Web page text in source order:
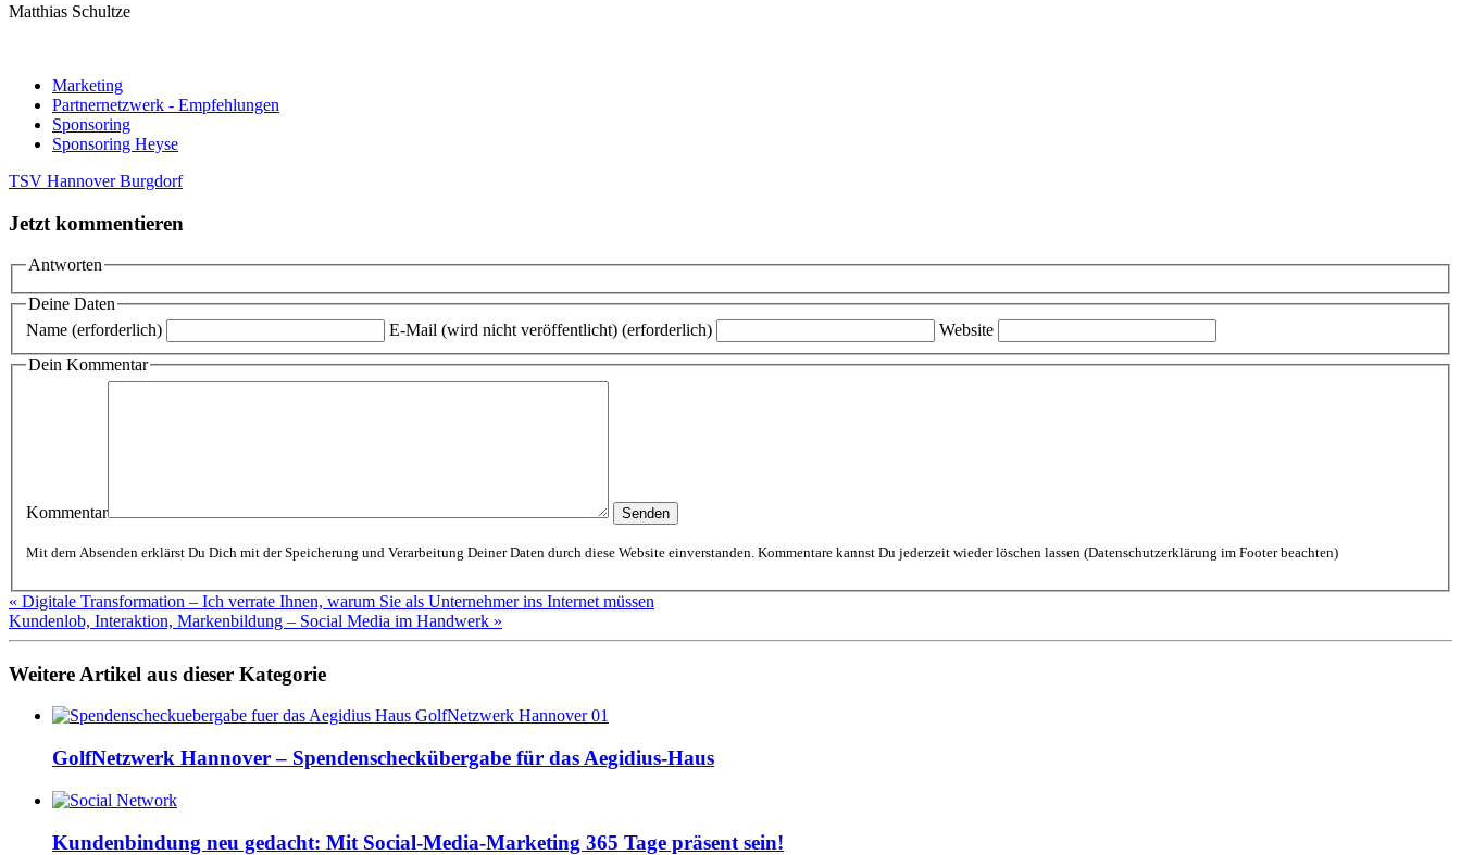
Matthias Schultze
Marketing
Partnernetzwerk - Empfehlungen
Sponsoring
Sponsoring Heyse
TSV Hannover Burgdorf
Jetzt kommentieren
Antworten
Deine Daten
Name (erforderlich)
E-Mail (wird nicht veröffentlicht) (erforderlich)
Website
Dein Kommentar
Kommentar
Mit dem Absenden erklärst Du Dich mit der Speicherung und Verarbeitung Deiner Daten durch diese Website einverstanden. Kommentare kannst Du jederzeit wieder löschen lassen (Datenschutzerklärung im Footer beachten)
« Digitale Transformation – Ich verrate Ihnen, warum Sie als Unternehmer ins Internet müssen
Kundenlob, Interaktion, Markenbildung – Social Media im Handwerk »
Weitere Artikel aus dieser Kategorie
GolfNetzwerk Hannover – Spendenscheckübergabe für das Aegidius-Haus
Kundenbindung neu gedacht: Mit Social-Media-Marketing 365 Tage präsent sein!